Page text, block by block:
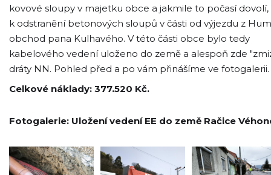
kovové sloupy v majetku obce a jakmile to počasí dovolí,
k odstranění betonových sloupů v části od výjezdu z
obchod pana Kulhavého. V této části obce bylo tedy
kabelového vedení uloženo do země a alespoň zde
dráty NN. Pohled před a po vám přinášíme ve fotogalerii.
Celkové náklady: 377.520 Kč.
Fotogalerie: Uložení vedení EE do země Račice